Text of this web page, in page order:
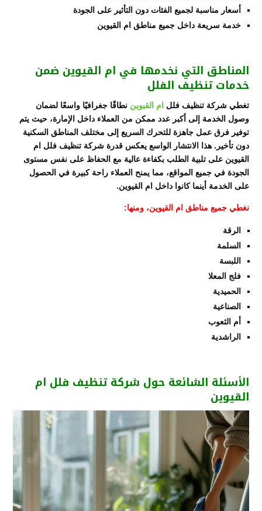
أسعار مناسبة لجميع الفئات دون التأثير على الجودة
خدمة سريعة داخل جميع مناطق ام القيوين
المناطق التي نخدمها في ام القيوين ضمن
خدمات تنظيف الفلل
تغطي شركة تنظيف فلل ام القيوين نطاقًا جغرافيًا واسعًا لضمان
وصول الخدمة إلى أكبر عدد ممكن من العملاء داخل الإمارة، حيث يتم
توفير فرق عمل جاهزة للتحرك السريع إلى مختلف المناطق السكنية
دون تأخير. هذا الانتشار الواسع يعكس قدرة شركة تنظيف فلل ام
القيوين على تلبية الطلب بكفاءة عالية مع الحفاظ على نفس مستوى
الجودة في جميع المواقع، مما يمنح العملاء راحة كبيرة في الحصول
على الخدمة أينما كانوا داخل ام القيوين.
نغطي جميع مناطق ام القيوين، ومنها:
الرقة
السلمة
اللبسة
فلج المعلا
الحميدية
الصناعية
أم الثعوب
الراشدية
الأسئلة الشائعة حول شركة تنظيف فلل ام
القيوين